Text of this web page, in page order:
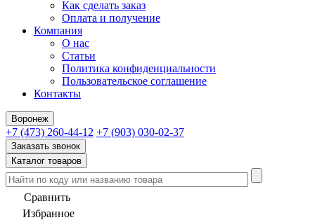
Как сделать заказ
Оплата и получение
Компания
О нас
Статьи
Политика конфиденциальности
Пользовательское соглашение
Контакты
Воронеж
+7 (473) 260-44-12 +7 (903) 030-02-37
Заказать звонок
Каталог товаров
Сравнить
Избранное